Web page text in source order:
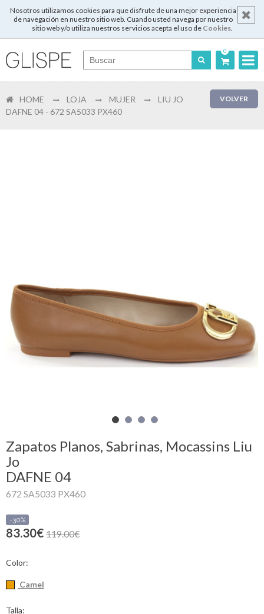
Nosotros utilizamos cookies para que disfrute de una mejor experiencia
de navegación en nuestro sitio web. Cuando usted navega por nuestro
sitio web y/o utiliza nuestros servicios acepta el uso de Cookies.
0
English
Mi
cesta
Glispe
Mujer
VOLVER
HOME LOJA MUJER
LIU JO
DAFNE 04 - 672 SA5033 PX460
Zapatos Planos, Sabrinas, Mocassins Liu
Jo
DAFNE 04
672 SA5033 PX460
-30%
83.30€ 119.00€
Color:
Camel
Talla: